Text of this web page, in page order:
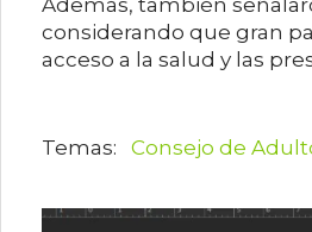
considerando que gran
acceso a la salud y las
Consejo de